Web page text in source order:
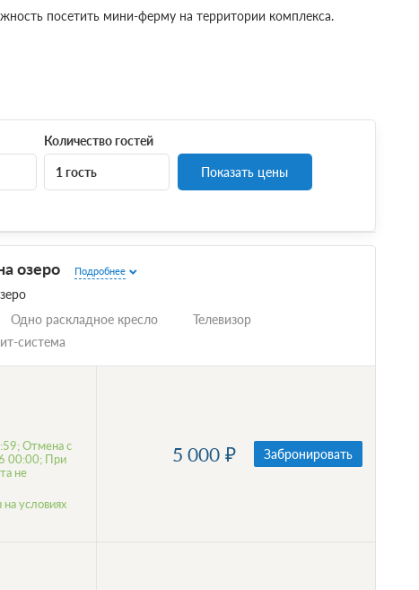
посетить мини-ферму на территории комплекса.
Количество гостей
1 гость Показать цены
озеро Подробнее
Одно раскладное кресло
Телевизор
система
Отмена с
00:00; При
не
условиях
5 000 Забронировать